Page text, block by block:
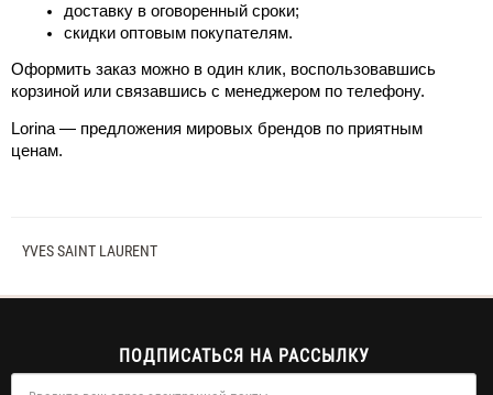
доставку в оговоренный сроки;
скидки оптовым покупателям.
Оформить заказ можно в один клик, воспользовавшись
корзиной или связавшись с менеджером по телефону.
Lorina — предложения мировых брендов по приятным
ценам.
YVES SAINT LAURENT
ПОДПИСАТЬСЯ НА РАССЫЛКУ